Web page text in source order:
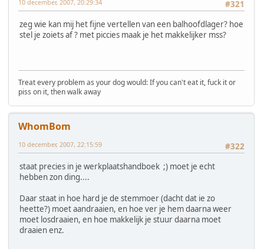
#321
10 december, 2007, 20:29:34
zeg wie kan mij het fijne vertellen van een balhoofdlager? hoe
stel je zoiets af ? met piccies maak je het makkelijker mss?
Treat every problem as your dog would: If you can't eat it, fuck it or
piss on it, then walk away
WhomBom
#322
10 december, 2007, 22:15:59
staat precies in je werkplaatshandboek ;) moet je echt
hebben zon ding....
Daar staat in hoe hard je de stemmoer (dacht dat ie zo
heette?) moet aandraaien, en hoe ver je hem daarna weer
moet losdraaien, en hoe makkelijk je stuur daarna moet
draaien enz.